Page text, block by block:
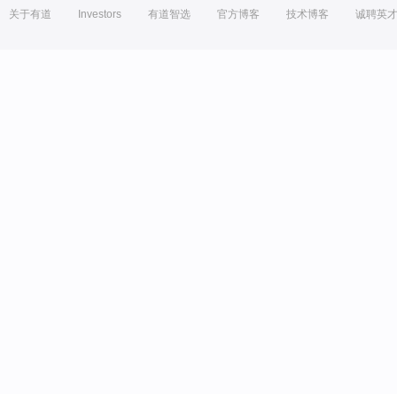
关于有道 Investors 有道智选 官方博客 技术博客 诚聘英才